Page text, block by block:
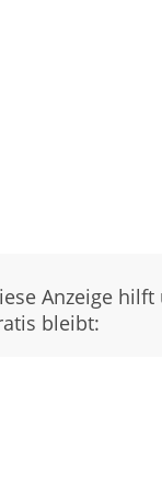
Anzeige
bleibt: